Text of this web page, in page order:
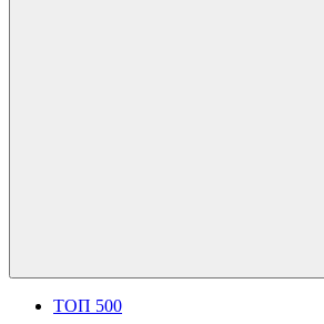
ТОП 500